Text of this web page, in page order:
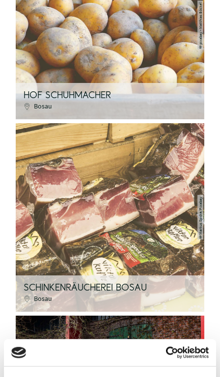
©
pixabay - Matthias Böckel
HOF SCHUHMACHER
Bosau
©
Markus Spiske/Pixabay
SCHINKENRÄUCHEREI BOSAU
Bosau